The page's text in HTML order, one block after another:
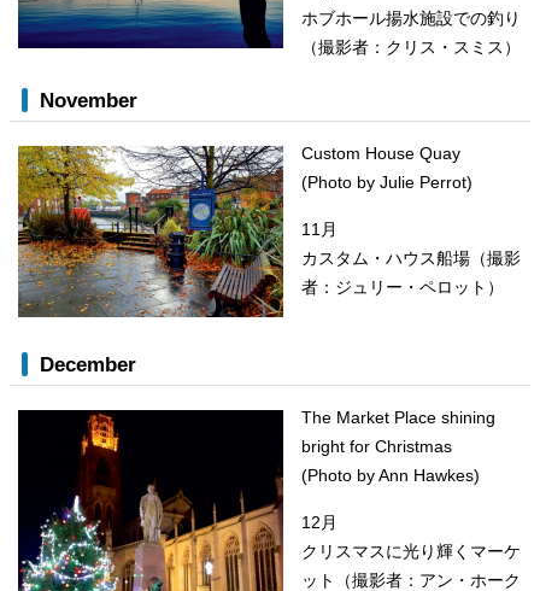
ホブホール揚水施設での釣り
（撮影者：クリス・スミス）
November
Custom House Quay
(Photo by Julie Perrot)
11月
カスタム・ハウス船場（撮影
者：ジュリー・ペロット）
December
The Market Place shining
bright for Christmas
(Photo by Ann Hawkes)
12月
クリスマスに光り輝くマーケ
ット（撮影者：アン・ホーク